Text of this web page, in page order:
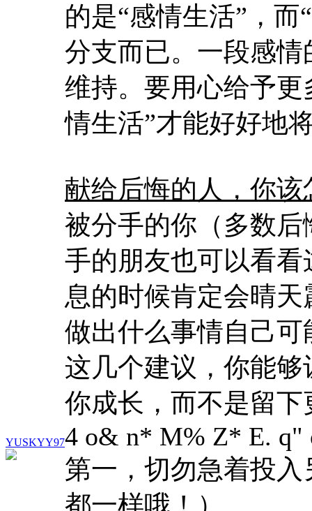
YUSKYY97
的是“感情生活”，而
分支而已。一段感情
维持。要用心给予
情生活”才能好好地
献给后悔的人，你
被分手的你（多数
手的朋友也可以看
息的时候肯定会晴
做出什么事情自己
这几个建议，你能
你成长，而不是留
4 o& n* M% Z* E. q"
第一，切勿急着投
都一样哦！）